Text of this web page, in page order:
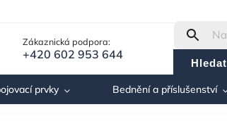
Zákaznická podpora:
+420 602 953 644
Hledat
prvky Bednění a příslušenství